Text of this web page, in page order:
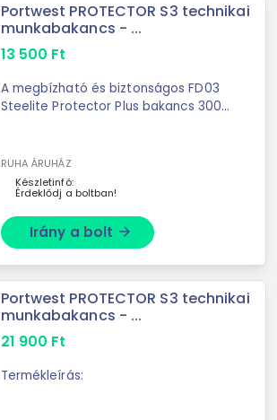
Portwest PROTECTOR S3 technikai
munkabakancs - ...
13 500 Ft
A megbízható és biztonságos FD03
Steelite Protector Plus bakancs 300
RUHA ÁRUHÁZ
Készletinfó:
Érdeklődj a boltban!
Irány a bolt arrow_forward
Portwest PROTECTOR S3 technikai
munkabakancs - ...
21 900 Ft
Termékleírás: